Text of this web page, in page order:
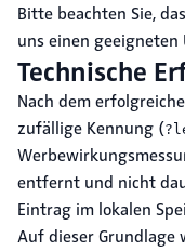
Bitte beachten Sie,
uns einen
Technische
Nach dem
zufällige Kennung (
entfernt und nicht
Eintrag im lokalen
Auf dieser Grundlage